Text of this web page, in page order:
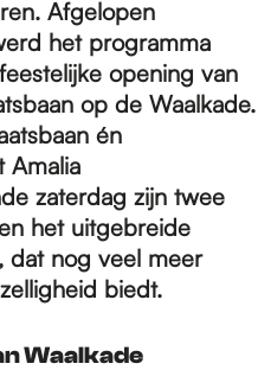
Afgelopen
het programma
opening van
op de Waalkade.
én
Amalia
zaterdag zijn twee
het uitgebreide
dat nog veel meer
biedt.
Waalkade